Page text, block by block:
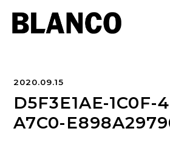
2020.09.15
D5F3E1AE-1C0F-
A7C0-